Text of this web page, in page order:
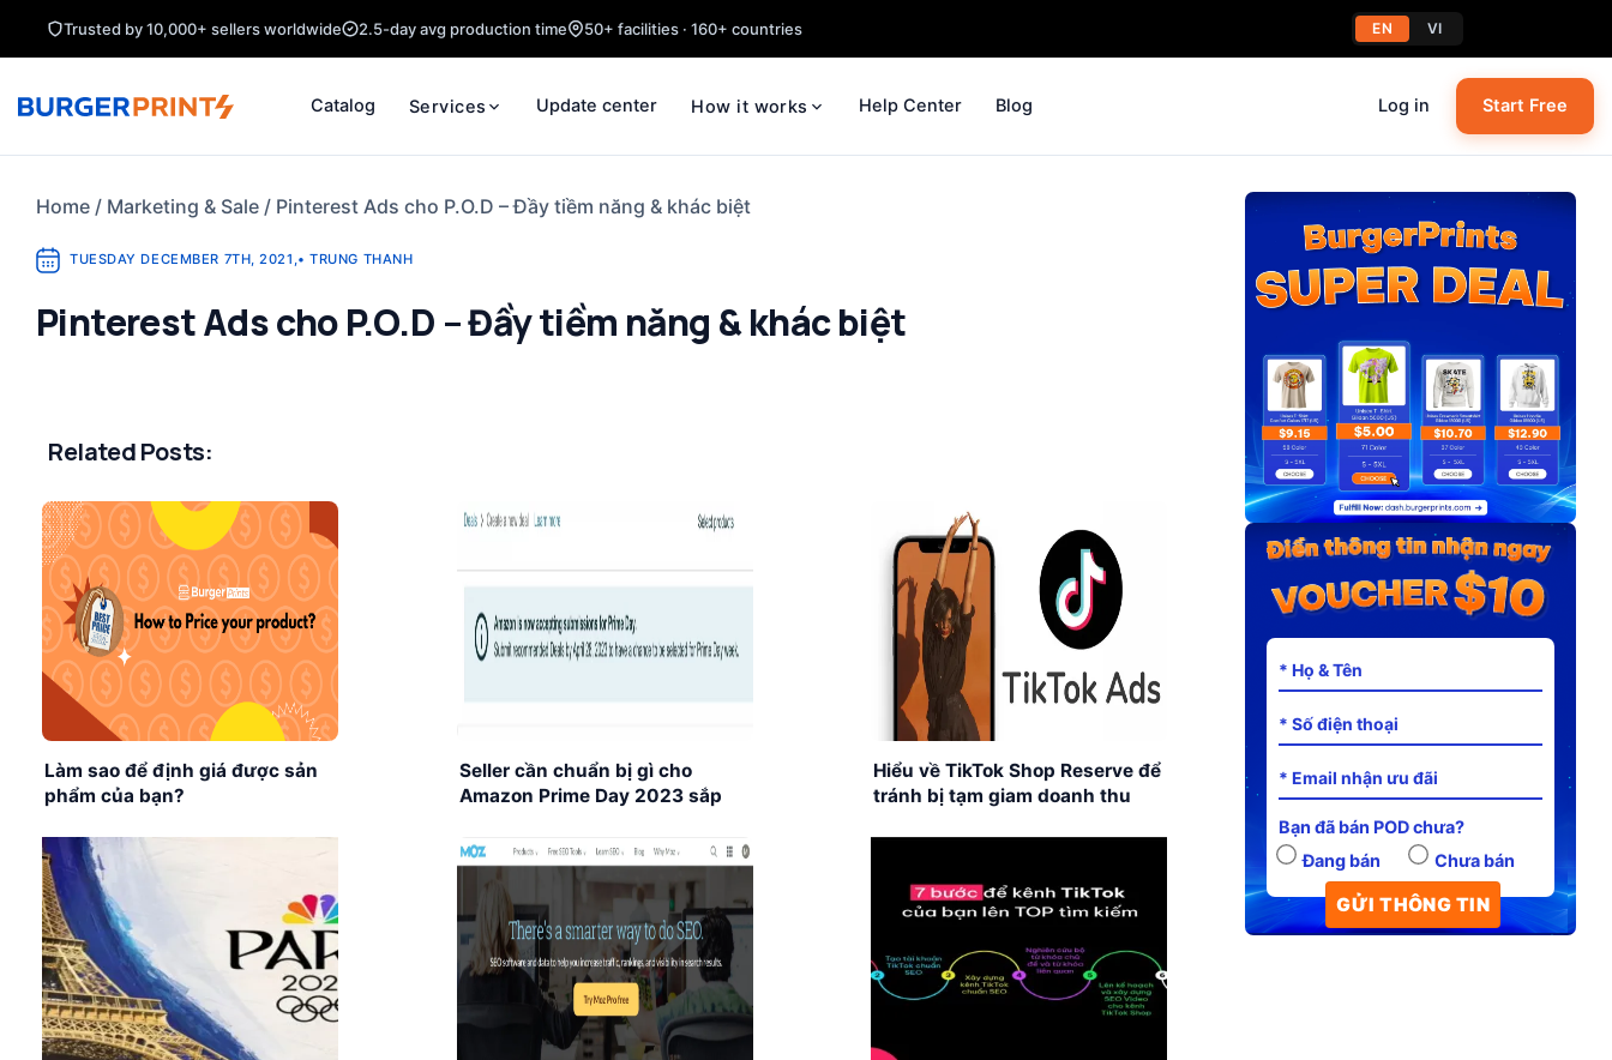
Trusted by 10,000+ sellers worldwide 2.5-day avg production time 50+ facilities · 160+ countries EN VI
Catalog Services Update center How it works Help Center Blog Log in Start Free
Home / Marketing & Sale / Pinterest Ads cho P.O.D – Đầy tiềm năng & khác biệt
TUESDAY DECEMBER 7TH, 2021 ,• TRUNG THANH
Pinterest Ads cho P.O.D – Đầy tiềm năng & khác biệt
Related Posts:
Làm sao để định giá được sản
phẩm của bạn?
Seller cần chuẩn bị gì cho
Amazon Prime Day 2023 sắp
Hiểu về TikTok Shop Reserve để
tránh bị tạm giam doanh thu
Bạn đã bán POD chưa?
Đang bán
Chưa bán